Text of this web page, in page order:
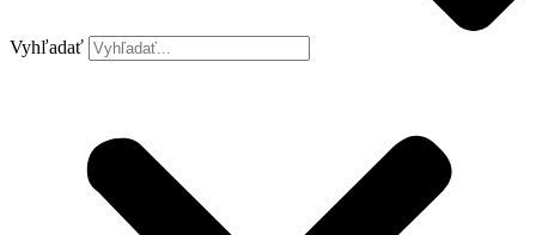
Vyhľadať